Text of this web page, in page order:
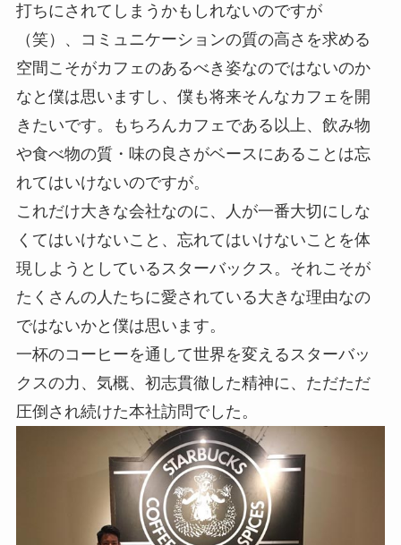
打ちにされてしまうかもしれないのですが
（笑）、コミュニケーションの質の高さを求める
空間こそがカフェのあるべき姿なのではないのか
なと僕は思いますし、僕も将来そんなカフェを開
きたいです。もちろんカフェである以上、飲み物
や食べ物の質・味の良さがベースにあることは忘
れてはいけないのですが。
これだけ大きな会社なのに、人が一番大切にしな
くてはいけないこと、忘れてはいけないことを体
現しようとしているスターバックス。それこそが
たくさんの人たちに愛されている大きな理由なの
ではないかと僕は思います。
一杯のコーヒーを通して世界を変えるスターバッ
クスの力、気概、初志貫徹した精神に、ただただ
圧倒され続けた本社訪問でした。